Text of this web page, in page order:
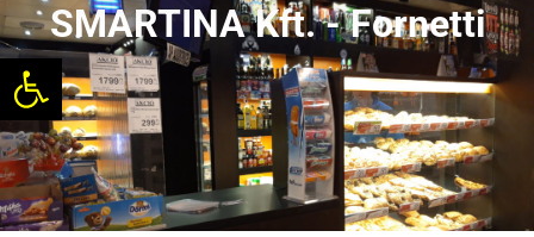
Eszköztár megnyitása
SMARTINA Kft. - Fornetti